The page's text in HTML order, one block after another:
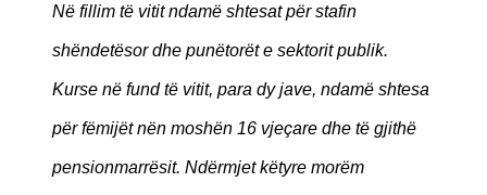
Në fillim të vitit ndamë shtesat për stafin
shëndetësor dhe punëtorët e sektorit publik.
Kurse në fund të vitit, para dy jave, ndamë shtesa
për fëmijët nën moshën 16 vjeçare dhe të gjithë
pensionmarrësit. Ndërmjet këtyre morëm